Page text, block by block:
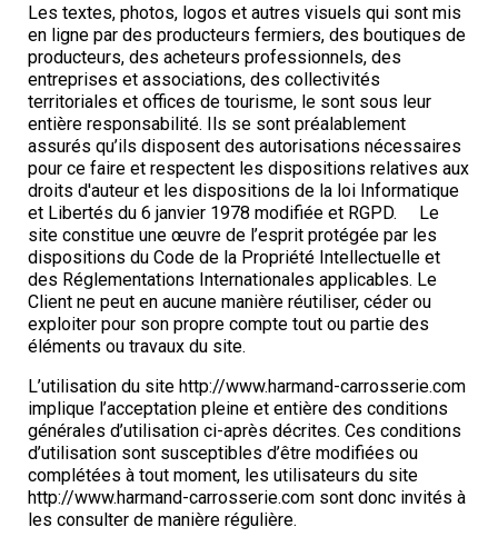
Les textes, photos, logos et autres visuels qui sont mis
en ligne par des producteurs fermiers, des boutiques de
producteurs, des acheteurs professionnels, des
entreprises et associations, des collectivités
territoriales et offices de tourisme, le sont sous leur
entière responsabilité. Ils se sont préalablement
assurés qu’ils disposent des autorisations nécessaires
pour ce faire et respectent les dispositions relatives aux
droits d'auteur et les dispositions de la loi Informatique
et Libertés du 6 janvier 1978 modifiée et RGPD. Le
site constitue une œuvre de l’esprit protégée par les
dispositions du Code de la Propriété Intellectuelle et
des Réglementations Internationales applicables. Le
Client ne peut en aucune manière réutiliser, céder ou
exploiter pour son propre compte tout ou partie des
éléments ou travaux du site.
L’utilisation du site http://www.harmand-carrosserie.com
implique l’acceptation pleine et entière des conditions
générales d’utilisation ci-après décrites. Ces conditions
d’utilisation sont susceptibles d’être modifiées ou
complétées à tout moment, les utilisateurs du site
http://www.harmand-carrosserie.com sont donc invités à
les consulter de manière régulière.